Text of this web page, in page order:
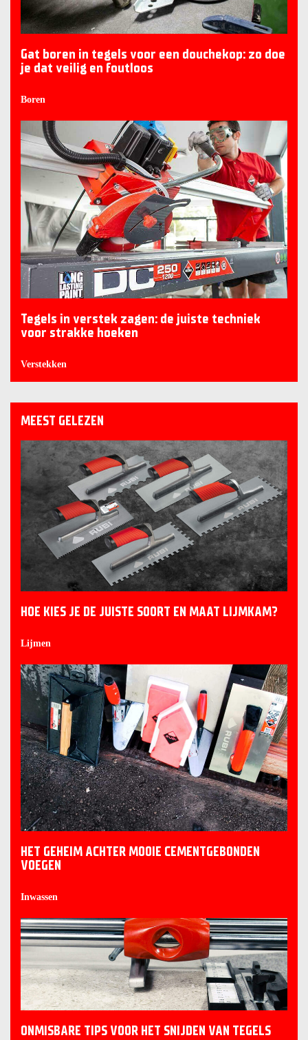
Gat boren in tegels voor een douchekop: zo doe
je dat veilig en foutloos
Boren
Tegels in verstek zagen: de juiste techniek
voor strakke hoeken
Verstekken
MEEST GELEZEN
HOE KIES JE DE JUISTE SOORT EN MAAT LIJMKAM?
Lijmen
HET GEHEIM ACHTER MOOIE CEMENTGEBONDEN
VOEGEN
Inwassen
ONMISBARE TIPS VOOR HET SNIJDEN VAN TEGELS